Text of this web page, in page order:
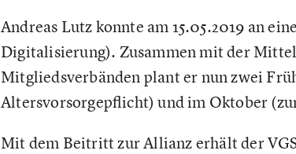
Andreas Lutz konnte am 15.05.2019 an
Digitalisierung). Zusammen mit der
Mitgliedsverbänden plant er nun zwei
Altersvorsorgepflicht) und im Oktober
Mit dem Beitritt zur Allianz erhält der